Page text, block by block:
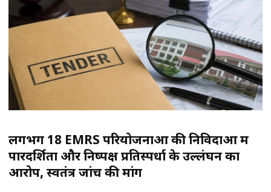
लगभग 18 EMRS परियोजनाओं की निविदाओं में
पारदर्शिता और निष्पक्ष प्रतिस्पर्धा के उल्लंघन का
आरोप, स्वतंत्र जांच की मांग